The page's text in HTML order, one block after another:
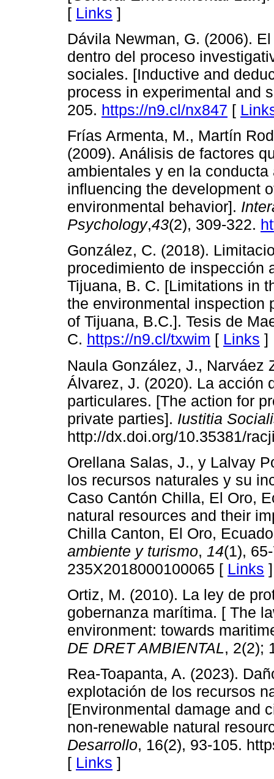
[ Links ]
Dávila Newman, G. (2006).
dentro del proceso
sociales. [Inductive and
process in experimental and
205. https://n9.cl/nx847 [
Frías Armenta, M., Martín
(2009). Análisis de factores
ambientales y en la
influencing the development
environmental behavior].
Psychology,43(2), 309-322.
González, C. (2018).
procedimiento de inspección
Tijuana, B. C. [Limitations in
the environmental inspection
of Tijuana, B.C.]. Tesis de
C. https://n9.cl/txwim [ Links ]
Naula González, J., Narváez
Álvarez, J. (2020). La acción
particulares. [The action for
private parties]. Iustitia
http://dx.doi.org/10.35381/
Orellana Salas, J., y Lalvay
los recursos naturales y su
Caso Cantón Chilla, El Oro,
natural resources and their
Chilla Canton, El Oro,
ambiente y turismo, 14(1),
235X2018000100065 [ Links ]
Ortiz, M. (2010). La ley de
gobernanza marítima. [ The
environment: towards
DE DRET AMBIENTAL, 2(2);
Rea-Toapanta, A. (2023).
explotación de los recursos
[Environmental damage and
non-renewable natural
Desarrollo, 16(2), 93-105.
[ Links ]